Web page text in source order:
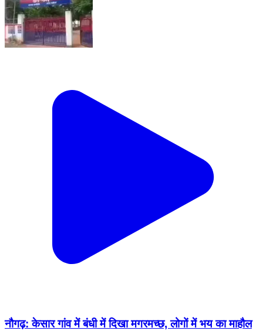
नौगढ़: केसार गांव में बंधी में दिखा मगरमच्छ, लोगों में भय का माहौल